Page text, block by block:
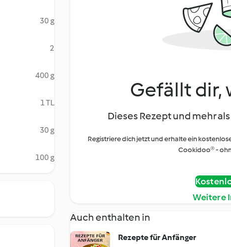
30 g
2
400 g
1 TL
30 g
100 g
Gefällt dir,
Dieses Rezept und mehr
Registriere dich jetzt und erhalte ein
Cookidoo® -
Weitere
Auch enthalten in
Rezepte für Anfänger